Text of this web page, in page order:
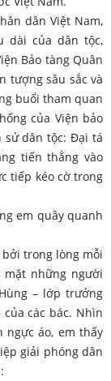
dân Việt Nam,
dài của dân tộc,
Bảo tàng Quân
tượng sâu sắc và
buổi tham quan
của Viện bảo
sử dân tộc: Đại tá
tiến thẳng vào
tiếp kéo cờ trong
em quây quanh
trong lòng mỗi
những người
– lớp trưởng
các bác. Nhìn
áo, em thấy
giải phóng dân